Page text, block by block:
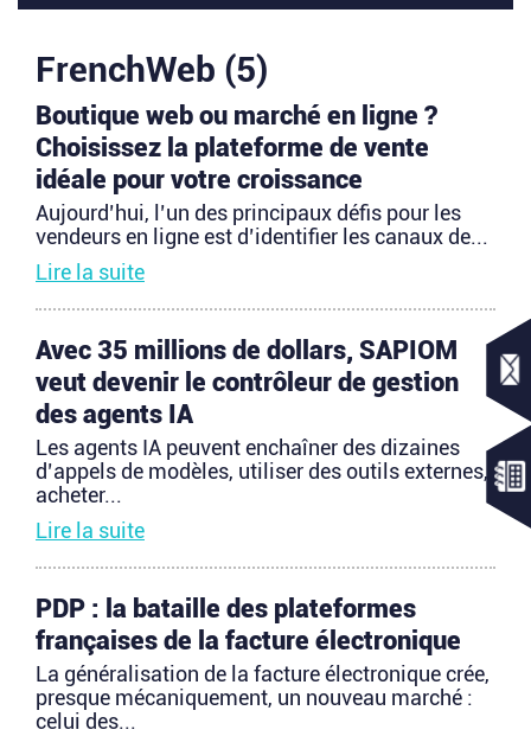
FrenchWeb (5)
Boutique web ou marché en ligne ?
Choisissez la plateforme de vente
idéale pour votre croissance
Aujourd’hui, l’un des principaux défis pour les
vendeurs en ligne est d’identifier les canaux de...
Lire la suite
Avec 35 millions de dollars, SAPIOM
veut devenir le contrôleur de gestion
des agents IA
Les agents IA peuvent enchaîner des dizaines
d’appels de modèles, utiliser des outils externes,
acheter...
Lire la suite
PDP : la bataille des plateformes
françaises de la facture électronique
La généralisation de la facture électronique crée,
presque mécaniquement, un nouveau marché :
celui des...